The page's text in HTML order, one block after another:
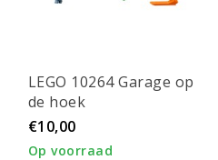
LEGO 10264 Garage op
de hoek
€10,00
Op voorraad